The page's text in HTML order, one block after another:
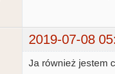
2019-07-08
Ja również jestem